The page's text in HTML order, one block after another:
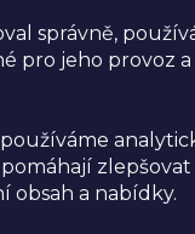
správně,
pro jeho provoz a
obsah a nabídky.
se životním
den
být nejen
jak